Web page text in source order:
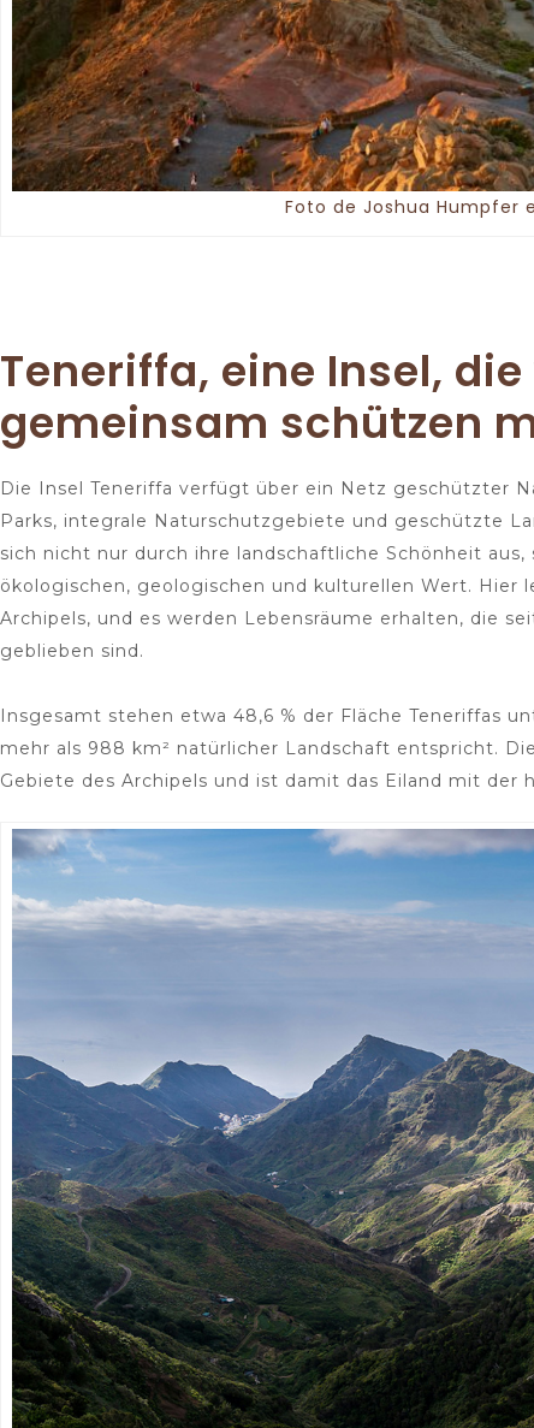
Foto de Joshua Humpfer
Teneriffa, eine Insel,
gemeinsam schützen
Die Insel Teneriffa verfügt über ein Netz geschützter
Parks, integrale Naturschutzgebiete und geschützte
sich nicht nur durch ihre landschaftliche Schönheit
ökologischen, geologischen und kulturellen Wert. Hier
Archipels, und es werden Lebensräume erhalten, die
geblieben sind.
Insgesamt stehen etwa 48,6 % der Fläche Teneriffas
mehr als 988 km² natürlicher Landschaft entspricht.
Gebiete des Archipels und ist damit das Eiland mit der